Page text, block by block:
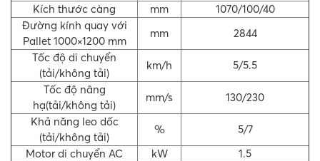
Kích thước càng
mm
1070/100/40
Đường kính quay với
Pallet 1000×1200 mm
mm
2844
Tốc độ di chuyển
(tải/không tải)
km/h
5/5.5
Tốc độ nâng
hạ(tải/không tải)
mm/s
130/230
Khả năng leo dốc
(tải/không tải)
%
5/7
Motor di chuyển AC
kW
1.5